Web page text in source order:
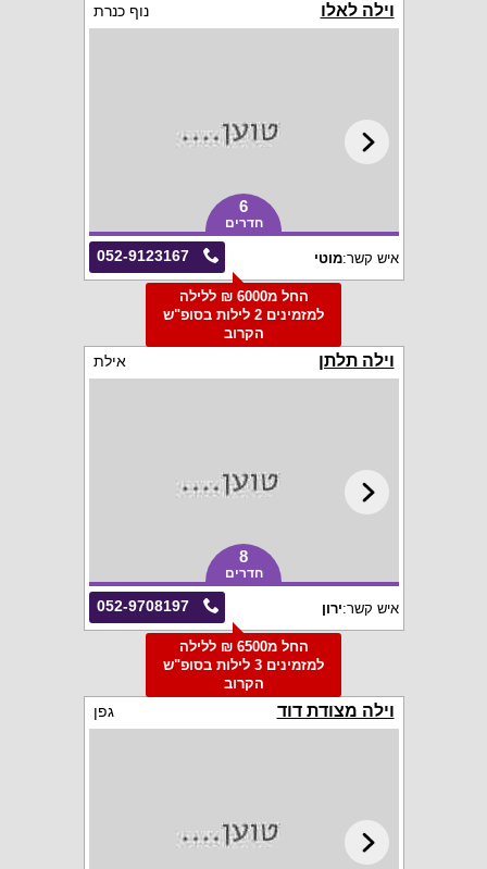
וילה לאלו נוף כנרת
6
חדרים
052-9123167 איש קשר:מוטי
החל מ6000 ₪ ללילה
למזמינים 2 לילות בסופ"ש
הקרוב
וילה תלתן אילת
8
חדרים
052-9708197 איש קשר:ירון
החל מ6500 ₪ ללילה
למזמינים 3 לילות בסופ"ש
הקרוב
וילה מצודת דוד גפן